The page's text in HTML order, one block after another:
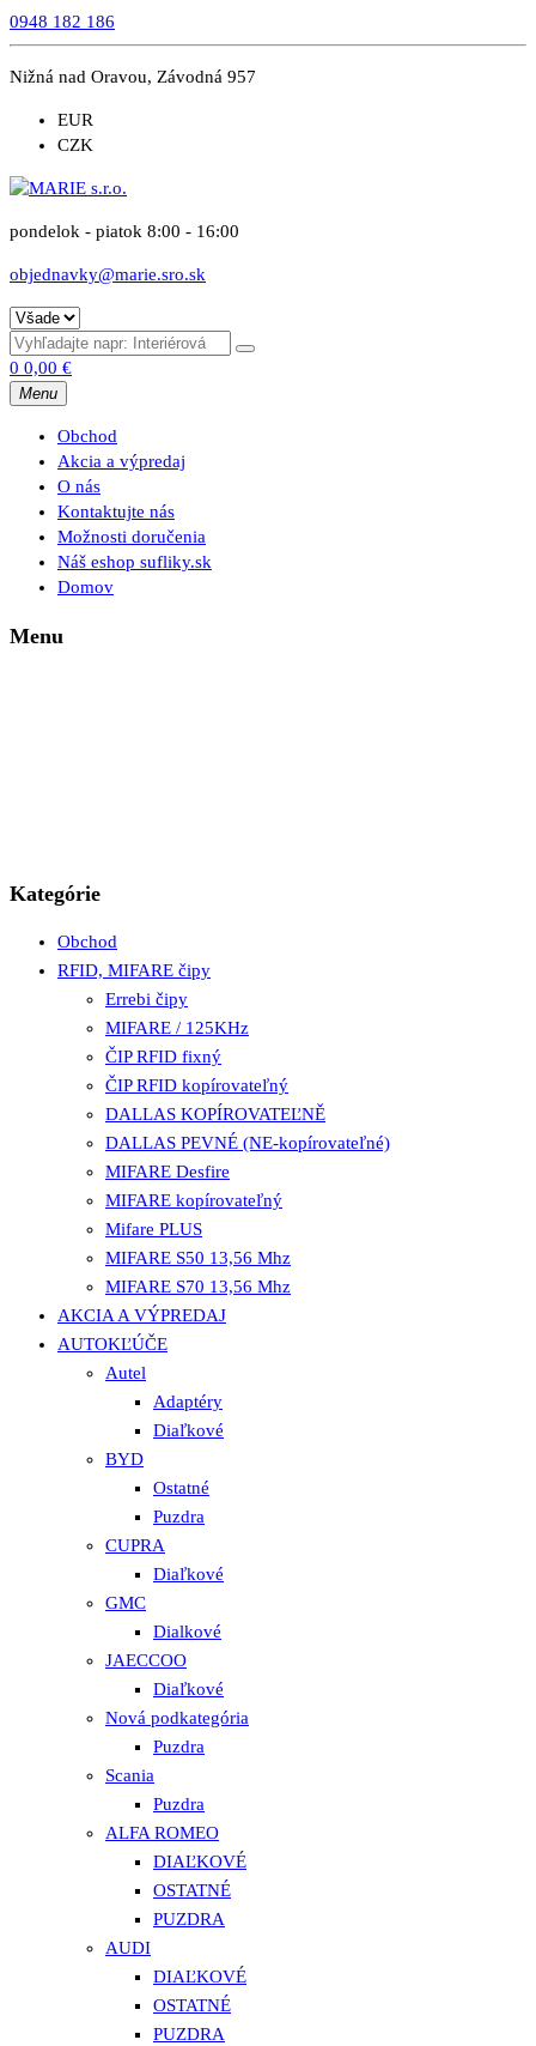
0948 182 186
Nižná nad Oravou, Závodná 957
EUR
CZK
pondelok - piatok 8:00 - 16:00
objednavky@marie.sro.sk
0 0,00 €
Menu
Obchod
Akcia a výpredaj
O nás
Kontaktujte nás
Možnosti doručenia
Náš eshop sufliky.sk
Domov
Menu
Kategórie
Obchod
RFID, MIFARE čipy
Errebi čipy
MIFARE / 125KHz
ČIP RFID fixný
ČIP RFID kopírovateľný
DALLAS KOPÍROVATEĽNĚ
DALLAS PEVNÉ (NE-kopírovateľné)
MIFARE Desfire
MIFARE kopírovateľný
Mifare PLUS
MIFARE S50 13,56 Mhz
MIFARE S70 13,56 Mhz
AKCIA A VÝPREDAJ
AUTOKĽÚČE
Autel
Adaptéry
Diaľkové
BYD
Ostatné
Puzdra
CUPRA
Diaľkové
GMC
Dialkové
JAECCOO
Diaľkové
Nová podkategória
Puzdra
Scania
Puzdra
ALFA ROMEO
DIAĽKOVÉ
OSTATNÉ
PUZDRA
AUDI
DIAĽKOVÉ
OSTATNÉ
PUZDRA